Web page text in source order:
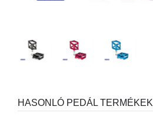
HASONLÓ PEDÁL TERMÉKEK